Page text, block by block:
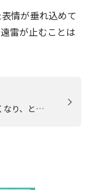
情が垂れ込めて
雷が止むことは
なり、と…